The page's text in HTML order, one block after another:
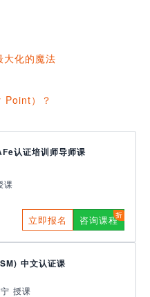
大化的魔法
Point）？
认证培训师导师课
课
立即报名 咨询课程
中文认证课
授课